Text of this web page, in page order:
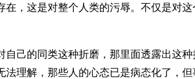
在，这是对整个人类的污辱。不仅是对
自己的同类这种折磨，那里面透露出这
法理解，那些人的心态已是病态化了，